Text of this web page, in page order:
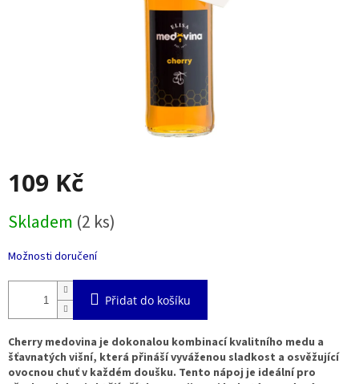
109 Kč
cena:
Skladem (2 ks)
Možnosti doručení
Přidat do košíku
Cherry medovina je dokonalou kombinací kvalitního medu a
šťavnatých višní, která přináší vyváženou sladkost a osvěžující
ovocnou chuť v každém doušku. Tento nápoj je ideální pro